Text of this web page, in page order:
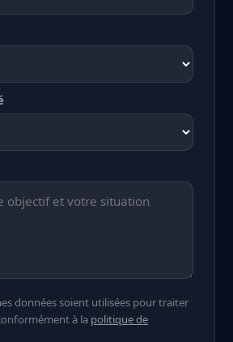
données soient utilisées pour traiter
à la politique de